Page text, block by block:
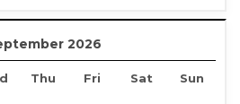
2026
Thu Fri Sat Sun